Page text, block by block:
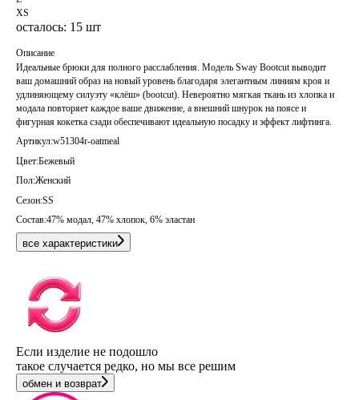
XS
осталось: 15 шт
Описание
Идеальные брюки для полного расслабления. Модель Sway Bootcut выводит
ваш домашний образ на новый уровень благодаря элегантным линиям кроя и
удлиняющему силуэту «клёш» (bootcut). Невероятно мягкая ткань из хлопка и
модала повторяет каждое ваше движение, а внешний шнурок на поясе и
фигурная кокетка сзади обеспечивают идеальную посадку и эффект лифтинга.
Артикул:w51304r-oatmeal
Цвет:Бежевый
Пол:Женский
Сезон:SS
Состав:47% модал, 47% хлопок, 6% эластан
все характеристики
Если изделие не подошло
такое случается редко, но мы все решим
обмен и возврат